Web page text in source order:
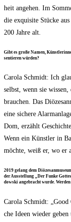
heit ange­hen. Im
die exqui­si­te Stü­cke
200 Jah­re alt.
Gibt es gro­ße Namen,
sen­tie­ren würden?
Caro­la Schmidt: Ich
selbst, wenn sie
brau­chen. Das
eine siche­re
Dom, erzählt
Wenn ein Künst­ler in
möch­te, weiß er, wo er
2019 gelang dem
der Aus­stel­lung „Der Fun­ke
dow­ski ange­bracht wur­de.
Caro­la Schmidt:
che Ideen wie­der